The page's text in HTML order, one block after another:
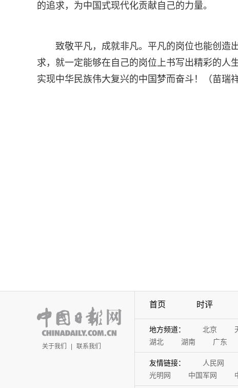
的追求，为中国式现代化贡献自己的力量。
致敬平凡，成就非凡。平凡的岗位也能创造
求，就一定能够在自己的岗位上书写出精彩的人
实现中华民族伟大复兴的中国梦而奋斗！（苗瑞祥
关于我们 | 联系我们
首页 时评
地方频道： 北京
湖北
湖南 广东
友情链接： 人民网
光明网
中国军网